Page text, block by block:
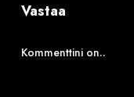
Vastaa
Kommenttini on..